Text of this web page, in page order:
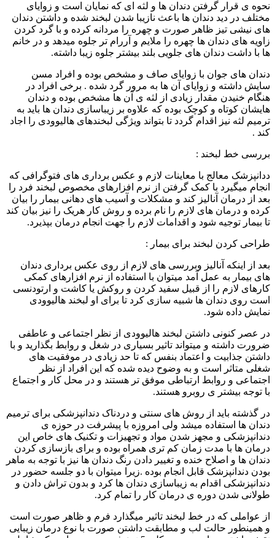
نحوه ی قرار گرفتن دندان ها و لثه ای که نمایان است و زوایای
مختلف در دید دندان ها باعث نازیبا شدن لبخند شده و داشتن دندان
های نیشی تیز ظاهر صورت و چهره را مردانه کرده و با گرد کردن
زاویه های دندان ها چهره را ملایم و آررام تر جلوه میدهد و در خانم
ها با داشت دندان های جلویی بلند بیشتر جلوه زیبا داشته.
دندان های جوان با زوایای صاف و مشخص بوده و افراد مسن
سایش داشته و زوایای آن ها به مرور گرد شده . برخی افراد در
هنگام خنیدن مقدار زیادی از لثه ی آن ها مشخص بوده و دندان
هایشان کوتاه و کوچک بوده که علاوه بر زیباسازی دندان ها باید به
ترمیم لثه نیز اقدام گردد تا بتواند ویژگی لبخندهای هالیوودی را اجاد
کند .
بررسی خط لبخند :
ددانپزشک معالج با معاینات لازم و عکس برداری های فتوگرافی که
انجام میگیرد با کمک گرفتن از نرم افزارهای مخصوص لبخند فرد را
بعد از درمان آنالیز کند و مشکلات و آسیب های دهانی بیمار را بیان
کرده و درمان های لازم را نام برده و روش کار هریک را نیز بیان کند
تا بیمار توجیه شود و اقدامات لازم را جهت انجام درمان بپذیرد.
طراحی کردن لبخند برای بیمار :
بعد از اینکه آنالیز وبررسی های لازم از روی عکس برداری دندان
های بیمار به عمل آمد میتوان با استفاده از نرم افزارهای کمکی
کارهای لازم را از قبیل سفید کردن و روکش یا کاشت و ارتودنسی
است روی دندان ها شبیه سازی کرد تا برای او لبخند هالیوودی
نمایش داده شود.
در عصر کنونی داشتن لبخند هالیوودی از نظر اجتماعی و عاطفی
ضرورت داشته و میتواند تاثیر بسیاری در شغل و روابط بگذارید و با
داشتن جذابیت و اعتماد بنفس که تا حد زیادی در موفقیت های
شغلی متاثر است و به وضوح دیده شده که این افراد از نظر
اجتماعی و روابط ارتباطی موفق تر هستند و در محل کار و اجتماع
با توجه بیشتر ی روبرو هستند.
در گذشته باید از روش های سنتی و دردناک دندانپزشکی برای ترمیم
دندان ها استفاده میشد ولی امروزه با پیشرفت در حوزه ی
دندانپزشکی و مجهز شدن مواد و تجهیزات و تکنیک های خاص این
درمان ها با مدت زمان کم تری همراه بوده و برای بازسازی کردن
دندان ها و اصلاح خنده و تغییر دادن رنگ دندان ها نیز با توجه به ماهر
بودن دندانپزشک قابل انجام بوده .زیرا میتوان با دو جلسه حضور در
دندانپزشکی اقدام به زیباسازی دندان ها کرد و بدون تراش دادن و
طولانی شدن دوره ی درمان کار را تمام کرد.
از عواملی که در خط لبخند تاثیر میگذارد فرم و ظاهر صورت است
و همینطور حالت لب و مطابقت داشتن صورت با نوع درمان زیبایی